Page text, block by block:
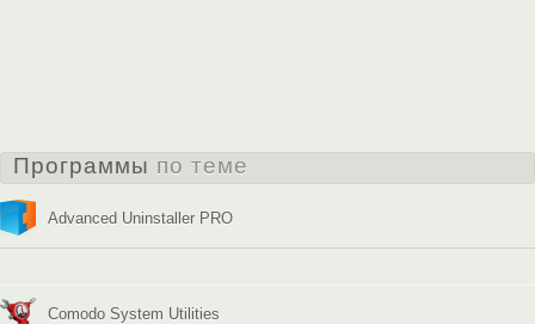
Программы по теме
Advanced Uninstaller PRO
Comodo System Utilities